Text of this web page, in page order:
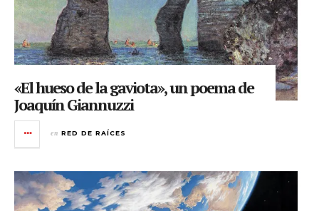
«El hueso de la gaviota», un poema de
Joaquín Giannuzzi
en RED DE RAÍCES